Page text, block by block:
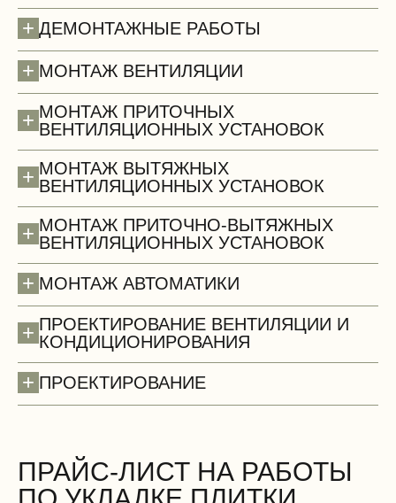
+ ДЕМОНТАЖНЫЕ РАБОТЫ
Полы (демонтаж)
+ МОНТАЖ ВЕНТИЛЯЦИИ
+ МОНТАЖ ПРИТОЧНЫХ
ВЕНТИЛЯЦИОННЫХ УСТАНОВОК
+ МОНТАЖ ВЫТЯЖНЫХ
ВЕНТИЛЯЦИОННЫХ УСТАНОВОК
+ МОНТАЖ ПРИТОЧНО-ВЫТЯЖНЫХ
ВЕНТИЛЯЦИОННЫХ УСТАНОВОК
+ МОНТАЖ АВТОМАТИКИ
+ ПРОЕКТИРОВАНИЕ ВЕНТИЛЯЦИИ И
КОНДИЦИОНИРОВАНИЯ
+ ПРОЕКТИРОВАНИЕ
ПРАЙС-ЛИСТ НА РАБОТЫ